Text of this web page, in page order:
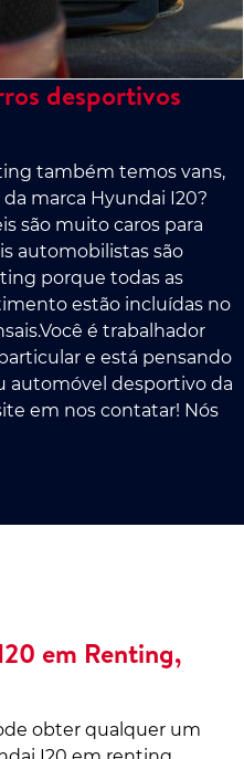
desportivos
também temos vans,
marca Hyundai I20?
são muito caros para
automobilistas são
porque todas as
estão incluídas no
é trabalhador
e está pensando
automóvel desportivo da
em nos contatar! Nós
em Renting,
obter qualquer um